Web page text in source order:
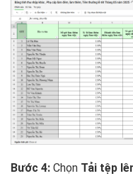
Bước 4: Chọn Tải tệp